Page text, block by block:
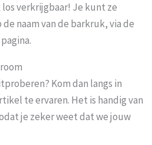
verkrijgbaar! Je kunt ze
naam van de barkruk, via de
Kom dan langs in
te ervaren. Het is handig van
je zeker weet dat we jouw